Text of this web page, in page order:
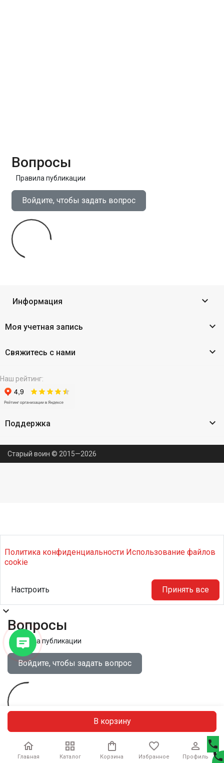
Вопросы
Правила публикации
Войдите, чтобы задать вопрос
Информация 
Моя учетная запись 
Свяжитесь с нами 
Наш рейтинг:
Поддержка 
Старый воин © 2015—2026
Политика конфиденциальности Использование файлов
cookie
Настроить Принять все
phone
phone
expand_more
Вопросы
Правила публикации
Войдите, чтобы задать вопрос
В корзину

Главная

Каталог

Корзина

Избранное

Профиль